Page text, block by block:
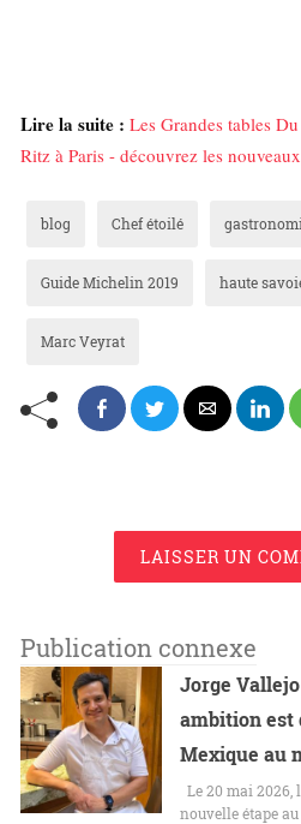
Lire la suite : Les Grandes tables
Ritz à Paris - découvrez les
blog Chef étoilé
Guide Michelin 2019 haute
Marc Veyrat
LAISSER UN
Publication connexe
Jorge
ambition est
Mexique au
Le 20 mai
nouvelle étape au